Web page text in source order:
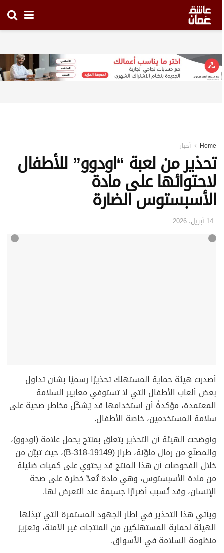
Home أخبار
تحذير من لعبة “اودوو” للأطفال
لاحتوائها على مادة
الأسبستوس الضارة
أصدرت هيئة حماية المستهلك تحذيرًا رسميًا بشأن تداول
بعض ألعاب الأطفال التي لا تستوفي معايير السلامة
المعتمدة، مؤكدةً أن استخدامها قد يُشكّل مخاطر صحية على
سلامة المستخدمين، خاصة الأطفال.
وأوضحت الهيئة أن التحذير يتعلق بمنتج يحمل علامة (اودوو)،
والمصنّع من رمال ملوّنة، طراز (B-318-19149)، حيث تبيّن من
خلال الفحوصات أن هذا المنتج قد يحتوي على كميات ضئيلة
من مادة الأسبستوس، وهي مادة تُعدّ خطرة على صحة
الإنسان، وقد تُسبب أضرارًا جسيمة عند التعرض لها.
ويأتي هذا التحذير في إطار الجهود المستمرة التي تبذلها
الهيئة لحماية المستهلكين من المنتجات غير الآمنة، وتعزيز
منظومة السلامة في الأسواق.